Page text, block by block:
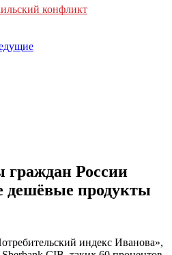
конфликт
России
дешёвые продукты
индекс Иванова»,